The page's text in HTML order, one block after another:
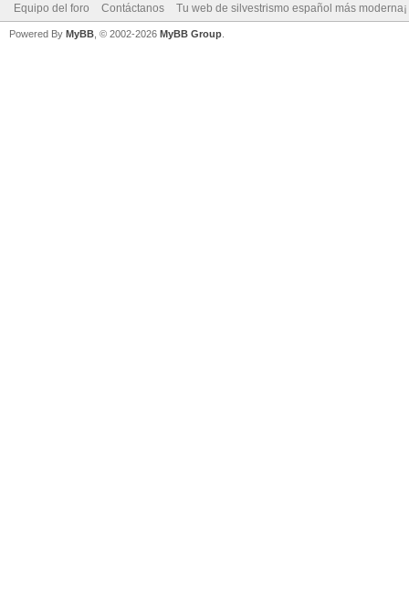
Equipo del foro Contáctanos Tu web de silvestrismo español más moderna¡
Powered By MyBB , © 2002-2026 MyBB Group